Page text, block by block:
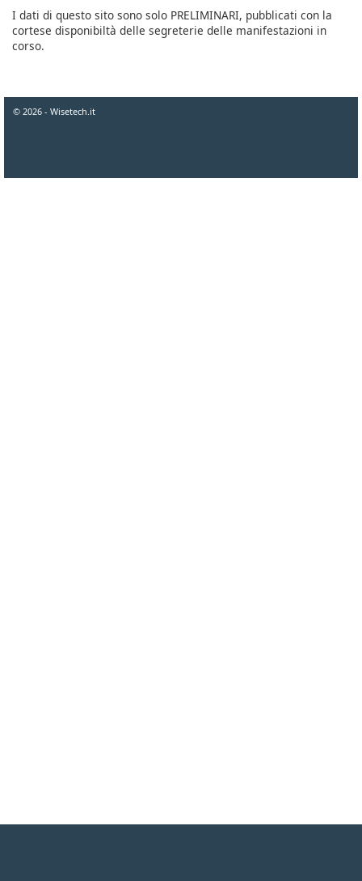
I dati di questo sito sono solo PRELIMINARI, pubblicati con la
cortese disponibiltà delle segreterie delle manifestazioni in
corso.
© 2026 - Wisetech.it